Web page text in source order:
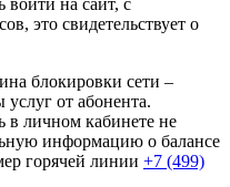
это свидетельствует о
блокировки сети –
услуг от абонента.
в личном кабинете не
информацию о балансе
горячей линии +7 (499)